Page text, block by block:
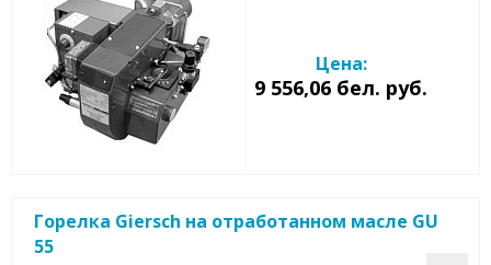
Цена:
9 556,06 бел. руб.
Горелка Giersch на отработанном масле GU
55